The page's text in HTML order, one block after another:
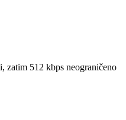
zatim 512 kbps neograničeno